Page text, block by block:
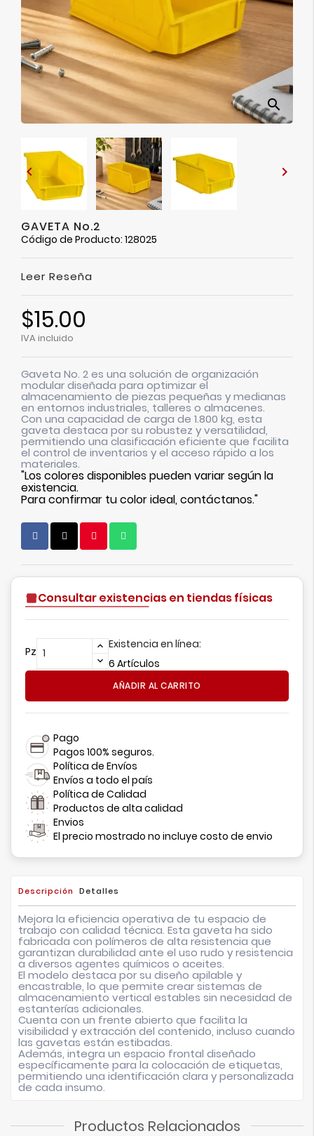
Más
search
 
GAVETA No.2
Código de Producto: 128025
Leer Reseña
$15.00
IVA incluido
Gaveta No. 2 es una solución de organización
modular diseñada para optimizar el
almacenamiento de piezas pequeñas y medianas
en entornos industriales, talleres o almacenes.
Con una capacidad de carga de 1.800 kg, esta
gaveta destaca por su robustez y versatilidad,
permitiendo una clasificación eficiente que facilita
el control de inventarios y el acceso rápido a los
materiales.
"Los colores disponibles pueden variar según la
existencia.
Para confirmar tu color ideal, contáctanos."
Consultar existencias en tiendas físicas
Pz
Existencia en línea:
6 Artículos
AÑADIR AL CARRITO
Pago
Pagos 100% seguros.
Política de Envíos
Envíos a todo el país
Política de Calidad
Productos de alta calidad
Envios
El precio mostrado no incluye costo de envio
Descripción Detalles
Mejora la eficiencia operativa de tu espacio de
trabajo con calidad técnica. Esta gaveta ha sido
fabricada con polímeros de alta resistencia que
garantizan durabilidad ante el uso rudo y resistencia
a diversos agentes químicos o aceites.
El modelo destaca por su diseño apilable y
encastrable, lo que permite crear sistemas de
almacenamiento vertical estables sin necesidad de
estanterías adicionales.
Cuenta con un frente abierto que facilita la
visibilidad y extracción del contenido, incluso cuando
las gavetas están estibadas.
Además, integra un espacio frontal diseñado
específicamente para la colocación de etiquetas,
permitiendo una identificación clara y personalizada
de cada insumo.
Productos Relacionados